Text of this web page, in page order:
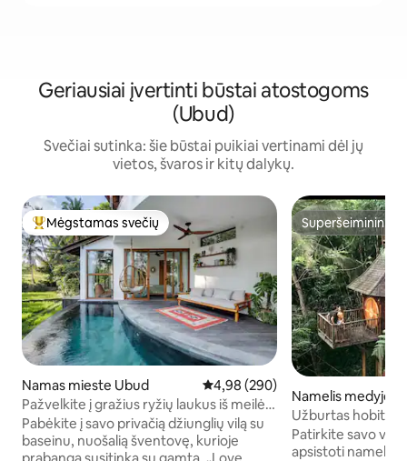
Geriausiai įvertinti būstai atostogoms
(Ubud)
Svečiai sutinka: šie būstai puikiai vertinami dėl jų
vietos, švaros ir kitų dalykų.
Svečių mėgstamiausias
Mėgstamas svečių
Namas mieste Ubud Vidutinis įvertinimas: 4,98 iš 5,
4,98 (290)
Pažvelkite į gražius ryžių laukus iš meilės
Ašramo viloje
Pabėkite į savo privačią džiunglių vilą su
baseinu, nuošalią šventovę, kurioje
Superšeimininkas
Superšeimininkas
Namelis medyje
alalang
Užburtas hobitų
džiunglėse
Patirkite savo
apsistoti